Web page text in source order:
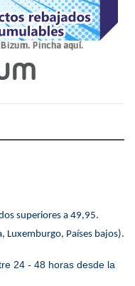
Pincha aquí.
superiores a 49,95.
Luxemburgo, Países bajos).
24 - 48 horas desde la